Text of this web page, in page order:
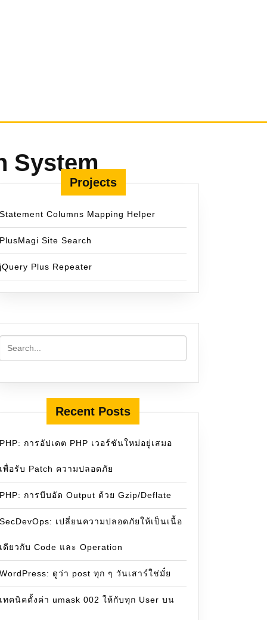
System
Projects
Statement Columns Mapping Helper
PlusMagi Site Search
jQuery Plus Repeater
Recent Posts
PHP: การอัปเดต PHP เวอร์ชันใหม่อยู่เสมอ
เพื่อรับ Patch ความปลอดภัย
PHP: การบีบอัด Output ด้วย Gzip/Deflate
SecDevOps: เปลี่ยนความปลอดภัยให้เป็นเนื้อ
เดียวกับ Code และ Operation
WordPress: ดูว่า post ทุก ๆ วันเสาร์ใช่มั๋ย
เทคนิคตั้งค่า umask 002 ให้กับทุก User บน